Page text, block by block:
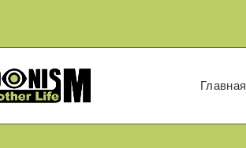
Главная